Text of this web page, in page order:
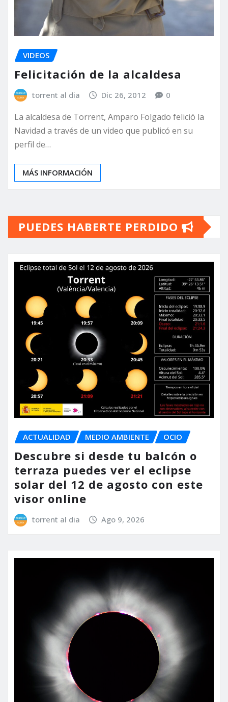
VIDEOS
Felicitación de la alcaldesa
torrent al dia Dic 26, 2012 0
La alcaldesa de Torrent, Amparo Folgado felició la
Navidad a través de un video que publicó en su
perfil de…
MÁS INFORMACIÓN
PUEDES HABERTE PERDIDO
ACTUALIDAD MEDIO AMBIENTE OCIO
Descubre si desde tu balcón o
terraza puedes ver el eclipse
solar del 12 de agosto con este
visor online
torrent al dia Ago 9, 2026